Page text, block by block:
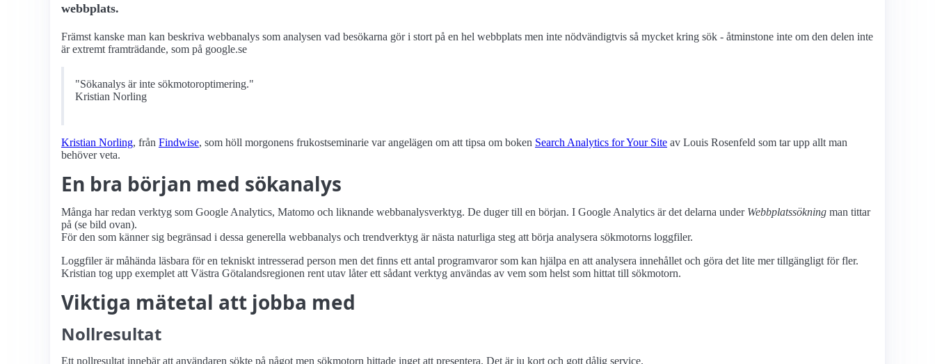
webbplats.
Främst kanske man kan beskriva webbanalys som analysen vad besökarna gör i stort på en hel webbplats men inte nödvändigtvis så mycket kring sök - åtminstone inte om den delen inte
är extremt framträdande, som på google.se
"Sökanalys är inte sökmotoroptimering."
Kristian Norling
Kristian Norling, från Findwise, som höll morgonens frukostseminarie var angelägen om att tipsa om boken Search Analytics for Your Site av Louis Rosenfeld som tar upp allt man
behöver veta.
En bra början med sökanalys
Många har redan verktyg som Google Analytics, Matomo och liknande webbanalysverktyg. De duger till en början. I Google Analytics är det delarna under Webbplatssökning man tittar
på (se bild ovan).
För den som känner sig begränsad i dessa generella webbanalys och trendverktyg är nästa naturliga steg att börja analysera sökmotorns loggfiler.
Loggfiler är måhända läsbara för en tekniskt intresserad person men det finns ett antal programvaror som kan hjälpa en att analysera innehållet och göra det lite mer tillgängligt för fler.
Kristian tog upp exemplet att Västra Götalandsregionen rent utav låter ett sådant verktyg användas av vem som helst som hittat till sökmotorn.
Viktiga mätetal att jobba med
Nollresultat
Ett nollresultat innebär att användaren sökte på något men sökmotorn hittade inget att presentera. Det är ju kort och gott dålig service.